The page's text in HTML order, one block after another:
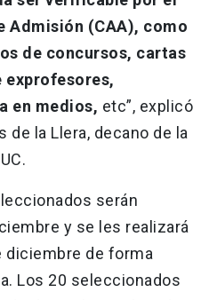
Admisión (CAA), como
de concursos, cartas
exprofesores,
en medios, etc”, explicó
de la Llera, decano de la
serán
y se les realizará
diciembre de forma
Los 20 seleccionados